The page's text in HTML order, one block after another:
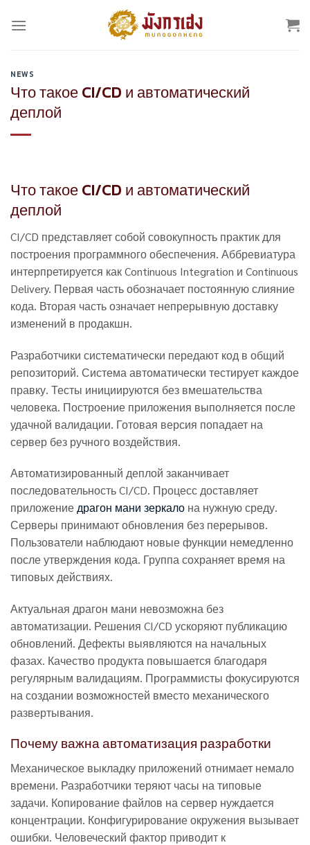
NEWS
Что такое CI/CD и автоматический
деплой
Что такое CI/CD и автоматический
деплой
CI/CD представляет собой совокупность практик для
построения программного обеспечения. Аббревиатура
интерпретируется как Continuous Integration и Continuous
Delivery. Первая часть обозначает постоянную слияние
кода. Вторая часть означает непрерывную доставку
изменений в продакшн.
Разработчики систематически передают код в общий
репозиторий. Система автоматически тестирует каждое
правку. Тесты инициируются без вмешательства
человека. Построение приложения выполняется после
удачной валидации. Готовая версия попадает на
сервер без ручного воздействия.
Автоматизированный деплой заканчивает
последовательность CI/CD. Процесс доставляет
приложениедрагон мани зеркало на нужную среду.
Серверы принимают обновления без перерывов.
Пользователи наблюдают новые функции немедленно
после утверждения кода. Группа сохраняет время на
типовых действиях.
Актуальная драгон мани невозможна без
автоматизации. Решения CI/CD ускоряют публикацию
обновлений. Дефекты выявляются на начальных
фазах. Качество продукта повышается благодаря
регулярным валидациям. Программисты фокусируются
на создании возможностей вместо механического
развертывания.
Почему важна автоматизация разработки
Механическое выкладку приложений отнимает немало
времени. Разработчики теряют часы на типовые
задачи. Копирование файлов на сервер нуждается
концентрации. Конфигурирование окружения вызывает
ошибки. Человеческий фактор приводит к